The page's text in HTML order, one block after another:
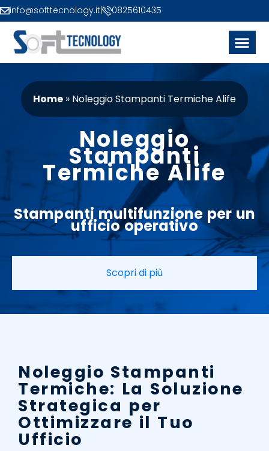
info@softtecnology.it 0825610435
Home » Noleggio Stampanti Termiche Alife
Noleggio
Stampanti
Termiche Alife
Stampanti multifunzione per un
ufficio operativo
Scopri di più
Noleggio Stampanti
Termiche: La Soluzione
Strategica per
Ottimizzare il Tuo
Ufficio